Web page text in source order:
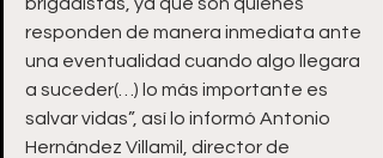
responden de manera inmediata ante
una eventualidad cuando algo llegara
a suceder(…) lo más importante es
salvar vidas”, así lo informó Antonio
Hernández Villamil, director de